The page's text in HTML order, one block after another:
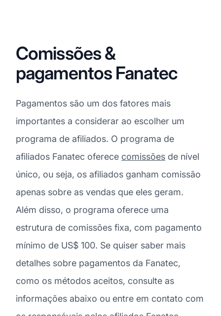
Comissões &
pagamentos Fanatec
Pagamentos são um dos fatores mais
importantes a considerar ao escolher um
programa de afiliados. O programa de
afiliados Fanatec oferece comissões de nível
único, ou seja, os afiliados ganham comissão
apenas sobre as vendas que eles geram.
Além disso, o programa oferece uma
estrutura de comissões fixa, com pagamento
mínimo de US$ 100. Se quiser saber mais
detalhes sobre pagamentos da Fanatec,
como os métodos aceitos, consulte as
informações abaixo ou entre em contato com